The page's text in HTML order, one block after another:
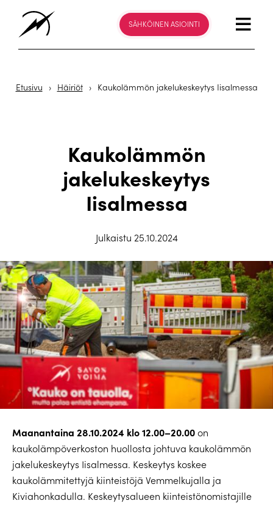
SÄHKÖINEN ASIOINTI
Etusivu › Häiriöt › Kaukolämmön jakelukeskeytys Iisalmessa
Kaukolämmön
jakelukeskeytys
Iisalmessa
Julkaistu 25.10.2024
Maanantaina 28.10.2024 klo 12.00–20.00on
kaukolämpöverkoston huollosta johtuva kaukolämmön
jakelukeskeytys Iisalmessa. Keskeytys koskee
kaukolämmitettyjä kiinteistöjä Vemmelkujalla ja
Kiviahonkadulla. Keskeytysalueen kiinteistönomistajille